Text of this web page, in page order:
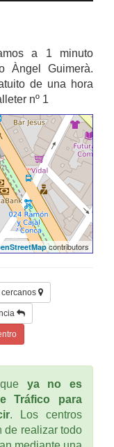
a 1 minuto
Àngel Guimerà.
de una hora
nº 1
contributors
ya no es
Tráfico para
. Los centros
de realizar todo